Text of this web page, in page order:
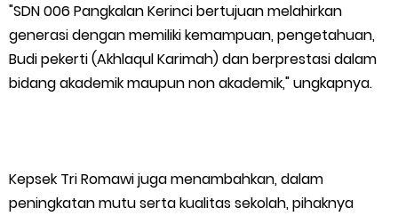
2026, Duta Putra Raih Juara Pertama
Bupati Asmar Buka Peluang Kolaborasi Meranti–Melaka di
Bukittinggi–Padang Panjang–Sicincin Sangat Mendesak
"SDN 006 Pangkalan Kerinci bertujuan melahirkan
generasi dengan memiliki kemampuan, pengetahuan,
Budi pekerti (Akhlaqul Karimah) dan berprestasi dalam
bidang akademik maupun non akademik," ungkapnya.
Kepsek Tri Romawi juga menambahkan, dalam
peningkatan mutu serta kualitas sekolah, pihaknya